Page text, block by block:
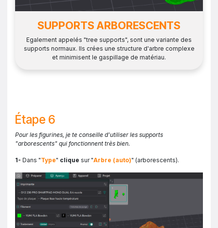
SUPPORTS ARBORESCENTS
Egalement appelés "tree supports", sont une variante des
supports normaux. Ils crées une structure d'arbre complexe
et minimisent le gaspillage de matériau.
Étape 6
Pour les figurines, je te conseille d'utiliser les supports
"arborescents" qui fonctionnent très bien.
1- Dans "Type" clique sur "Arbre (auto)" (arborescents).